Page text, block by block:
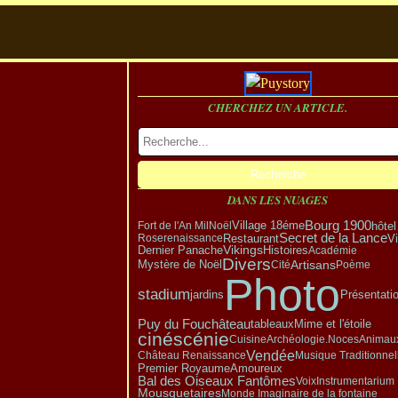
CHERCHEZ UN ARTICLE.
DANS LES NUAGES
Fort de l'An Mil Noël Village 18émeBourg 1900hôtel
RoserenaissanceRestaurantSecret de la Lance
Dernier PanacheVikingsHistoiresAcadémie
Mystère de NoëlDiversCitéArtisansPoème
stadiumjardins Photo
Puy du Fouchâteautableaux Mime et l'étoile
cinéscénieCuisineArchéologie.Noces
Château RenaissanceVendéeMusique
Premier RoyaumeAmoureux
Bal des Oiseaux FantômesVoixInstrumentarium
MousquetairesMonde Imaginaire de la fontaine